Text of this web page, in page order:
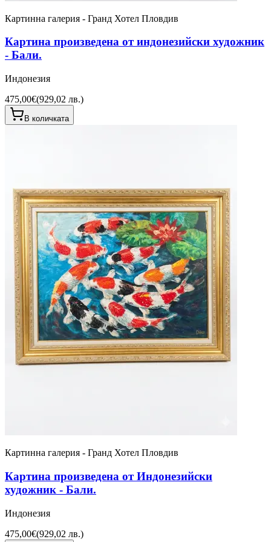
Картинна галерия - Гранд Хотел Пловдив
Картина произведена от индонезийски художник
- Бали.
Индонезия
475,00€(929,02 лв.)
В количката
Картинна галерия - Гранд Хотел Пловдив
Картина произведена от Индонезийски
художник - Бали.
Индонезия
475,00€(929,02 лв.)